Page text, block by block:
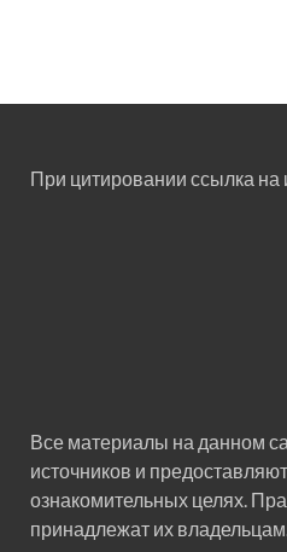
При цитировании ссылка на
Все материалы на данном
источников и
ознакомительных целях.
принадлежат их